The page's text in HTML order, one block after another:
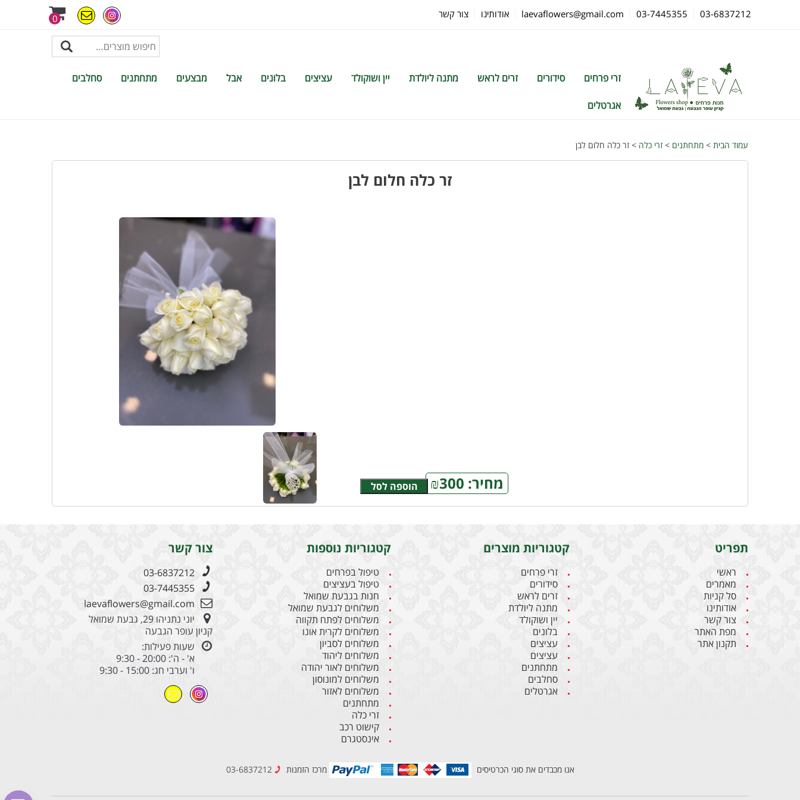
03-6837212
03-7445355
laevaflowers@gmail.com אודותינו צור קשר 0
זרי פרחים סידורים זרים לראש מתנה ליולדת יין ושוקולד עציצים בלונים אבל מבצעים מתחתנים סחלבים
אגרטלים
עמוד הבית > מתחתנים > זרי כלה > זר כלה חלום לבן
זר כלה חלום לבן
מחיר: ₪300 הוספה לסל
תפריט
ראשי
מאמרים
סל קניות
אודותינו
צור קשר
מפת האתר
תקנון אתר
קטגוריות מוצרים
זרי פרחים
סידורים
זרים לראש
מתנה ליולדת
יין ושוקולד
בלונים
עציצים
עציצים
מתחתנים
סחלבים
אגרטלים
קטגוריות נוספות
טיפול בפרחים
טיפול בעציצים
חנות בגבעת שמואל
משלוחים לגבעת שמואל
משלוחים לפתח תקווה
משלוחים לקרית אונו
משלוחים לסביון
משלוחים ליהוד
משלוחים לאור יהודה
משלוחים למונוסון
משלוחים לאזור
מתחתנים
זרי כלה
קישוט רכב
אינסטגרם
צור קשר
03-6837212
03-7445355
laevaflowers@gmail.com
יוני נתניהו 29, גבעת שמואל
קניון עופר הגבעה
שעות פעילות:
א' - ה': 20:00 - 9:30
ו' וערבי חג: 15:00 - 9:30
אנו מכבדים את סוגי הכרטיסים מרכז הזמנות